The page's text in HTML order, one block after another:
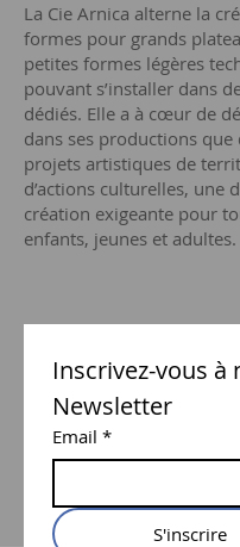
La Cie Arnica alterne la
formes pour grands
petites formes légères
pouvant s’installer dans
dédiés. Elle a à cœur de
dans ses productions que
projets artistiques de
d’actions culturelles, une
création exigeante pour
enfants, jeunes et adultes.
Inscrivez-vous à
Newsletter
Email *
S'inscrire